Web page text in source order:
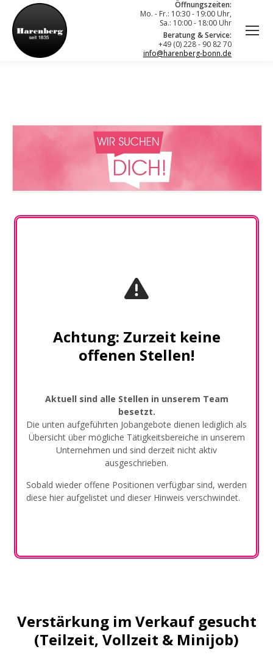
Öffnungszeiten:
Mo. - Fr.: 10:30 - 19:00 Uhr,
Sa.: 10:00 - 18:00 Uhr
Beratung & Service:
+49 (0) 228 - 90 82 70
info@harenberg-bonn.de
Achtung: Zurzeit keine
offenen Stellen!
Aktuell sind alle Stellen in unserem Team
besetzt.
Die unten aufgeführten Jobangebote dienen lediglich als
Übersicht über mögliche Tätigkeitsbereiche in unserem
Unternehmen und sind derzeit nicht aktiv
ausgeschrieben.
Sobald wieder offene Positionen verfügbar sind, werden
diese hier aufgelistet und dieser Hinweis verschwindet.
Verstärkung im Verkauf gesucht
(Teilzeit, Vollzeit & Minijob)